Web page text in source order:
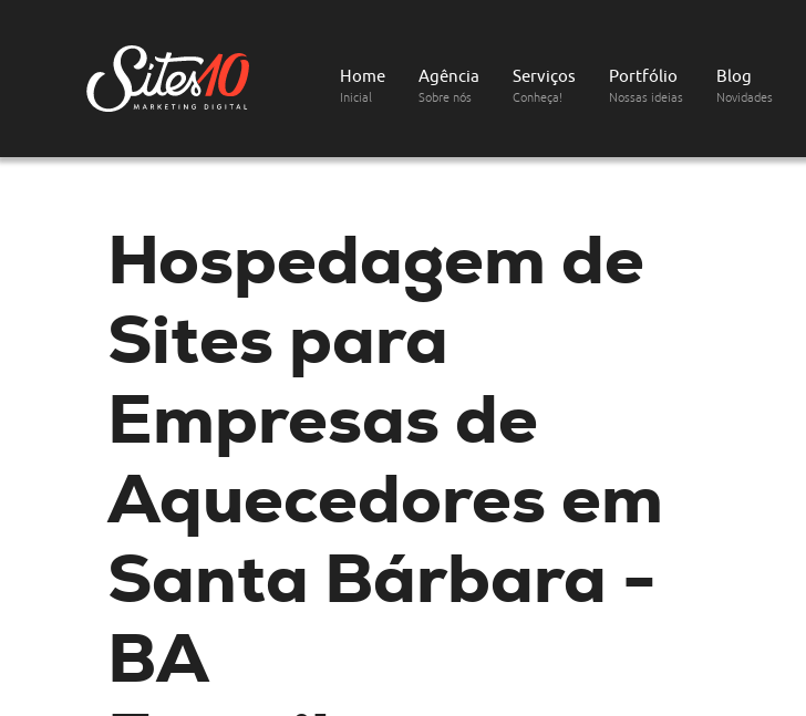
Home
Inicial
Agência
Sobre nós
Serviços
Conheça!
Portfólio
Nossas ideias
Blog
Novidades
Hospedagem de
Sites para
Empresas de
Aquecedores em
Santa Bárbara -
BA